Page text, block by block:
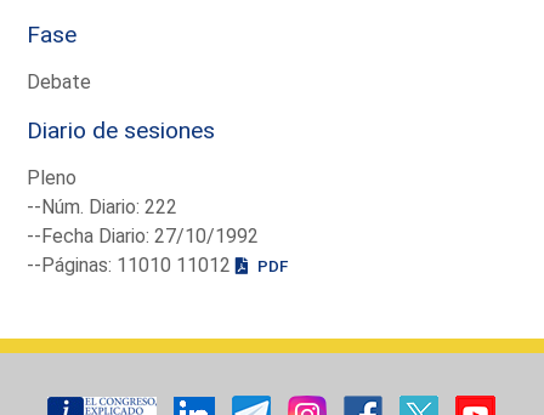
Fase
Debate
Diario de sesiones
Pleno
--Núm. Diario: 222
--Fecha Diario: 27/10/1992
--Páginas: 11010 11012
PDF